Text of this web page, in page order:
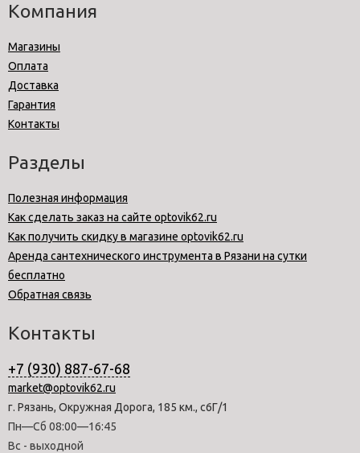
Компания
Магазины
Оплата
Доставка
Гарантия
Контакты
Разделы
Полезная информация
Как сделать заказ на сайте optovik62.ru
Как получить скидку в магазине optovik62.ru
Аренда сантехнического инструмента в Рязани на сутки
бесплатно
Обратная связь
Контакты
+7 (930) 887-67-68
market@optovik62.ru
г. Рязань, Окружная Дорога, 185 км., с6Г/1
Пн—Сб 08:00—16:45
Вс - выходной